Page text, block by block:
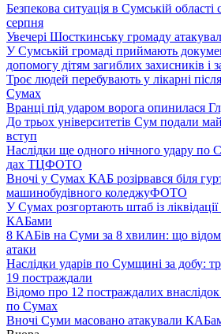
Безпекова ситуація в Сумській
серпня
Увечері Шосткинську громаду
У Сумській громаді приймають
допомогу дітям загиблих захисників і
Троє людей перебувають у лікарні
Сумах
Вранці під ударом ворога опинилася
До трьох університетів Сум подали
вступ
Наслідки ще одного нічного удару по
дах ТЦФОТО
Вночі у Сумах КАБ розірвався біля
машинобудівного коледжуФОТО
У Сумах розгортають штаб із ліквідації
КАБами
8 КАБів на Суми за 8 хвилин: що
атаки
Наслідки ударів по Сумщині за добу:
19 постраждали
Відомо про 12 постраждалих
по Сумах
Вночі Суми масовано атакували